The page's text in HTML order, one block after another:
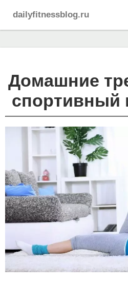
dailyfitnessblog.ru
Домашние
спортивный